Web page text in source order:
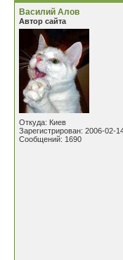
Василий Алов
Автор сайта
Откуда: Киев
Зарегистрирован: 2006-02-
Сообщений: 1690